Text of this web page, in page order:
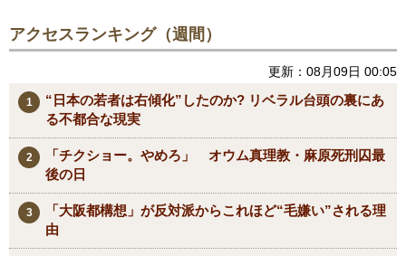
アクセスランキング（週間）
更新：08月09日 00:05
“日本の若者は右傾化”したのか? リベラル台頭の裏にあ
る不都合な現実
「チクショー。やめろ」 オウム真理教・麻原死刑囚最
後の日
「大阪都構想」が反対派からこれほど“毛嫌い”される理
由